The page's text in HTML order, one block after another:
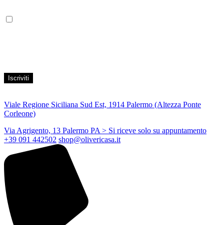
Viale Regione Siciliana Sud Est, 1914 Palermo (Altezza Ponte
Corleone)
Via Agrigento, 13 Palermo PA> Si riceve solo su appuntamento
+39 091 442502 shop@olivericasa.it